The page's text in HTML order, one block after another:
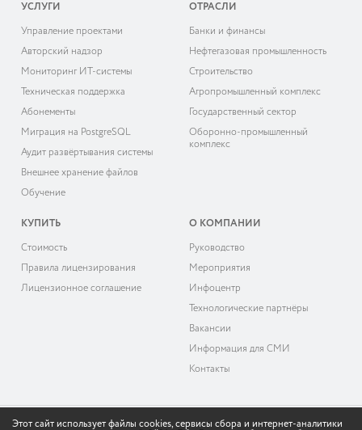
УСЛУГИ
Управление проектами
Авторский надзор
Мониторинг ИТ-системы
Техническая поддержка
Абонементы
Миграция на PostgreSQL
Аудит развёртывания системы
Внешнее хранение файлов
Обучение
ОТРАСЛИ
Банки и финансы
Нефтегазовая промышленность
Строительство
Агропромышленный комплекс
Государственный сектор
Оборонно-промышленный
комплекс
КУПИТЬ
Cтоимость
Правила лицензирования
Лицензионное соглашение
О КОМПАНИИ
Руководство
Мероприятия
Инфоцентр
Технологические партнёры
Вакансии
Информация для СМИ
Контакты
Этот сайт использует файлы cookies, сервисы сбора и интернет-аналитики